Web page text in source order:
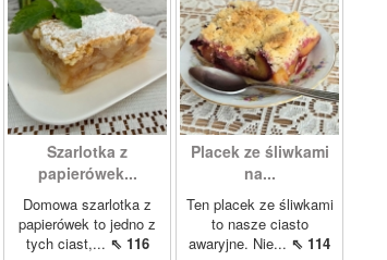
Szarlotka z
papierówek...
Domowa szarlotka z
papierówek to jedno z
tych ciast,... ⇖ 116
Placek ze śliwkami
na...
Ten placek ze śliwkami
to nasze ciasto
awaryjne. Nie... ⇖ 114